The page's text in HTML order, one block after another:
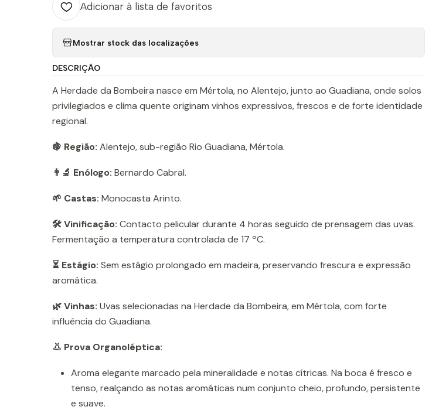
Adicionar à lista de favoritos
Mostrar stock das localizações
DESCRIÇÃO
A Herdade da Bombeira nasce em Mértola, no Alentejo, junto ao Guadiana, onde solos
privilegiados e clima quente originam vinhos expressivos, frescos e de forte identidade
regional.
🍇 Região: Alentejo, sub-região Rio Guadiana, Mértola.
👨‍🔬 Enólogo: Bernardo Cabral.
🌱 Castas: Monocasta Arinto.
🛠️ Vinificação: Contacto pelicular durante 4 horas seguido de prensagem das uvas.
Fermentação a temperatura controlada de 17 ºC.
⏳ Estágio: Sem estágio prolongado em madeira, preservando frescura e expressão
aromática.
🌿 Vinhas: Uvas selecionadas na Herdade da Bombeira, em Mértola, com forte
influência do Guadiana.
👃 Prova Organoléptica:
Aroma elegante marcado pela mineralidade e notas cítricas. Na boca é fresco e
tenso, realçando as notas aromáticas num conjunto cheio, profundo, persistente
e suave.